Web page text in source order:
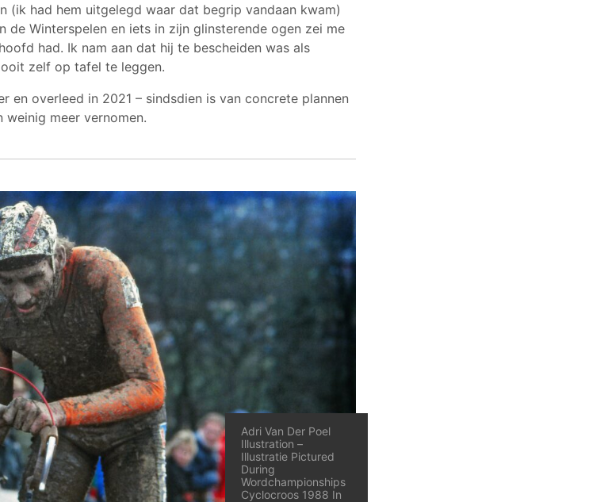
(ik had hem uitgelegd waar dat begrip vandaan kwam)
de Winterspelen en iets in zijn glinsterende ogen zei me
had. Ik nam aan dat hij te bescheiden was als
zelf op tafel te leggen.
en overleed in 2021 – sindsdien is van concrete plannen
meer vernomen.
Adri Van Der Poel
Illustration –
Illustratie Pictured
During
Wordchampionships
Cyclocroos 1988 In